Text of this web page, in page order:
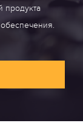
продукта